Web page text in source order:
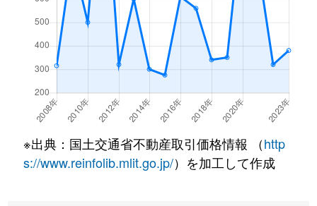
※出典：国土交通省不動産取引価格情報 （http
s://www.reinfolib.mlit.go.jp/）を加工して作成